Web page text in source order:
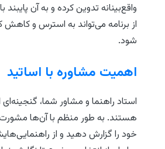
واقع‌بینانه تدوین کرده و به آن
از برنامه می‌تواند به استرس و کاهش
شود.
اهمیت مشاوره با اساتید
استاد راهنما و مشاور شما،
هستند. به طور منظم با آن‌ها مشورت
خود را گزارش دهید و از